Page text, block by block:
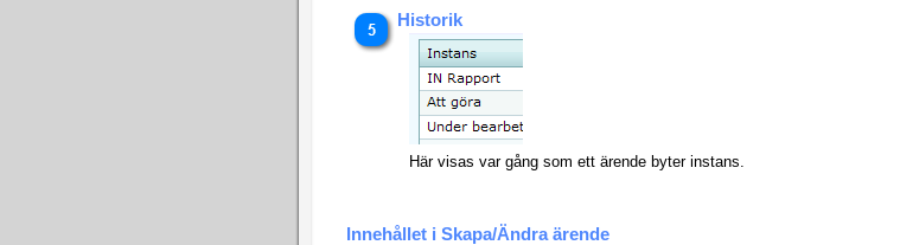
Historik
Här visas var gång som ett ärende byter instans.
Innehållet i Skapa/Ändra ärende